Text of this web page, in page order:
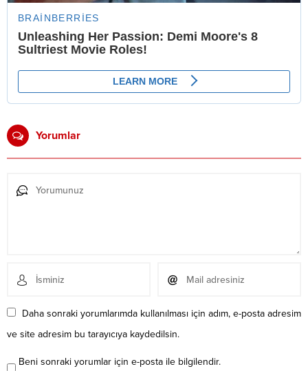
Yorumlar
Daha sonraki yorumlarımda kullanılması için adım, e-posta adresim
ve site adresim bu tarayıcıya kaydedilsin.
Beni sonraki yorumlar için e-posta ile bilgilendir.